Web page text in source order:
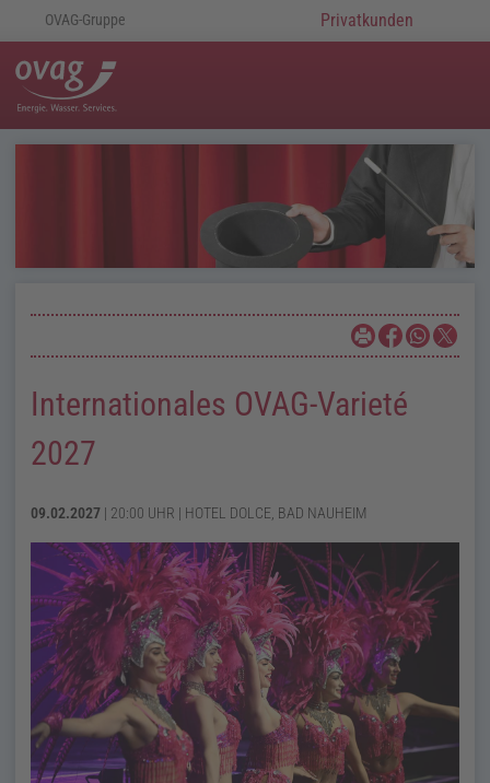
OVAG-Gruppe Privatkunden
Internationales OVAG-Varieté
2027
09.02.2027 | 20:00 UHR | HOTEL DOLCE, BAD NAUHEIM